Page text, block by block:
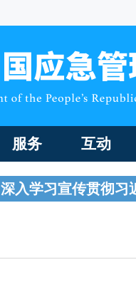
服务 互动
深入学习宣传贯彻习